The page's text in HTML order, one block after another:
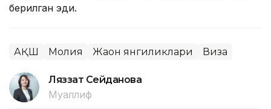
берилган эди.
АҚШ Молия Жаҳон янгиликлари Виза
Ляззат Сейданова
Муаллиф